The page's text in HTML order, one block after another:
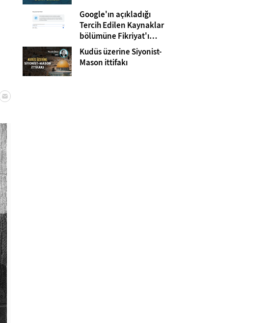
Google'ın açıkladığı
Tercih Edilen Kaynaklar
bölümüne Fikriyat'ı
eklemeyi unutmayın!
Kudüs üzerine Siyonist-
Mason ittifakı